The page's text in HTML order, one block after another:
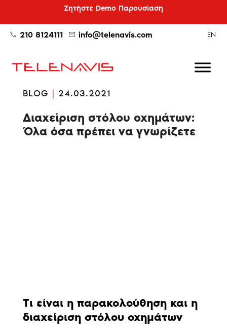
Ζητήστε Demo Παρουσίαση
210 8124111 info@telenavis.com EN
BLOG | 24.03.2021
Διαχείριση στόλου οχημάτων:
Όλα όσα πρέπει να γνωρίζετε
Τι είναι η παρακολούθηση και η
διαχείριση στόλου οχημάτων